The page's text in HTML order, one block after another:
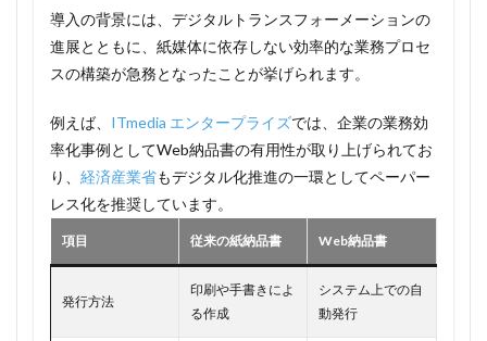
導入の背景には、デジタルトランスフォーメーションの
進展とともに、紙媒体に依存しない効率的な業務プロセ
スの構築が急務となったことが挙げられます。
例えば、 ITmedia エンタープライズでは、企業の業務効
率化事例としてWeb納品書の有用性が取り上げられてお
り、 経済産業省もデジタル化推進の一環としてペーパー
レス化を推奨しています。
項目 従来の紙納品書 Web納品書
発行方法
印刷や手書きによ
る作成
システム上での自
動発行